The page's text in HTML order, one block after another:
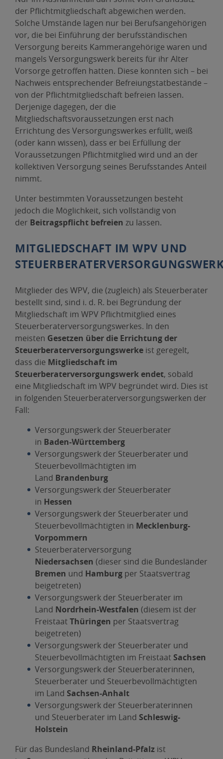
der Pflichtmitgliedschaft abgewichen werden.
Solche Umstände lagen nur bei Berufsangehörigen
vor, die bei Einführung der berufsständischen
Versorgung bereits Kammerangehörige waren und
mangels Versorgungswerk bereits für ihr Alter
Vorsorge getroffen hatten. Diese konnten sich – bei
Nachweis entsprechender Befreiungstatbestände –
von der Pflichtmitgliedschaft befreien lassen.
Derjenige dagegen, der die
Mitgliedschaftsvoraussetzungen erst nach
Errichtung des Versorgungswerkes erfüllt, weiß
(oder kann wissen), dass er bei Erfüllung der
Voraussetzungen Pflichtmitglied wird und an der
kollektiven Versorgung seines Berufsstandes Anteil
nimmt.
Unter bestimmten Voraussetzungen besteht
jedoch die Möglichkeit, sich vollständig von
der Beitragspflicht befreien zu lassen.
MITGLIEDSCHAFT IM WPV UND
Mitglieder des WPV, die (zugleich) als Steuerberater
bestellt sind, sind i. d. R. bei Begründung der
Mitgliedschaft im WPV Pflichtmitglied eines
Steuerberaterversorgungswerkes. In den
meisten Gesetzen über die Errichtung der
Steuerberaterversorgungswerke ist geregelt,
dass die Mitgliedschaft im
Steuerberaterversorgungswerk endet, sobald
eine Mitgliedschaft im WPV begründet wird. Dies ist
in folgenden Steuerberaterversorgungswerken der
Fall:
Versorgungswerk der Steuerberater
in Baden-Württemberg
Versorgungswerk der Steuerberater und
Steuerbevollmächtigten im
Land Brandenburg
Versorgungswerk der Steuerberater
in Hessen
Versorgungswerk der Steuerberater und
Steuerbevollmächtigten in Mecklenburg-
Vorpommern
Steuerberaterversorgung
Niedersachsen (dieser sind die Bundesländer
Bremen und Hamburg per Staatsvertrag
beigetreten)
Versorgungswerk der Steuerberater im
Land Nordrhein-Westfalen (diesem ist der
Freistaat Thüringen per Staatsvertrag
beigetreten)
Versorgungswerk der Steuerberater und
Steuerbevollmächtigten im Freistaat Sachsen
Versorgungswerk der Steuerberaterinnen,
Steuerberater und Steuerbevollmächtigten
im Land Sachsen-Anhalt
Versorgungswerk der Steuerberaterinnen
und Steuerberater im Land Schleswig-
Holstein
Für das Bundesland Rheinland-Pfalz ist